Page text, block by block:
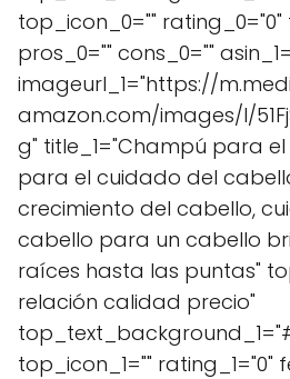
top_icon_0=""
pros_0="" cons_0=""
imageurl_1="https://
amazon.com/images/I/
g" title_1="Champú para
para el cuidado del
crecimiento del cabello,
cabello para un cabello
raíces hasta las puntas"
relación calidad precio"
top_icon_1="" rating_1="0"